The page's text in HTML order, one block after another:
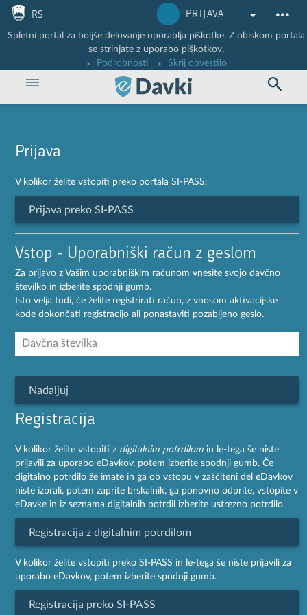
Nadaljuj na vsebino
Nadaljuj na vsebino zaprtega portala
RS PRIJAVA
Spletni portal za boljše delovanje uporablja piškotke. Z obiskom portala
se strinjate z uporabo piškotkov.
Podrobnosti
Skrij obvestilo
Prijava
V kolikor želite vstopiti preko portala SI-PASS:
Prijava preko SI-PASS
Vstop - Uporabniški račun z geslom
Za prijavo z Vašim uporabniškim računom vnesite svojo davčno
številko in izberite spodnji gumb.
Isto velja tudi, če želite registrirati račun, z vnosom aktivacijske
kode dokončati registracijo ali ponastaviti pozabljeno geslo.
Nadaljuj
Registracija
V kolikor želite vstopiti z digitalnim potrdilom in le-tega še niste
prijavili za uporabo eDavkov, potem izberite spodnji gumb. Če
digitalno potrdilo že imate in ga ob vstopu v zaščiteni del eDavkov
niste izbrali, potem zaprite brskalnik, ga ponovno odprite, vstopite v
eDavke in iz seznama digitalnih potrdil izberite ustrezno potrdilo.
Registracija z digitalnim potrdilom
V kolikor želite vstopiti preko SI-PASS in le-tega še niste prijavili za
uporabo eDavkov, potem izberite spodnji gumb.
Registracija preko SI-PASS